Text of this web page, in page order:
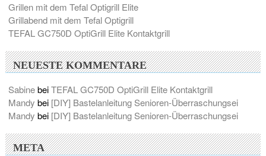
Grillen mit dem Tefal Optigrill Elite
Grillabend mit dem Tefal Optigrill
TEFAL GC750D OptiGrill Elite Kontaktgrill
NEUESTE KOMMENTARE
SabinebeiTEFAL GC750D OptiGrill Elite Kontaktgrill
Mandy bei [DIY] Bastelanleitung Senioren-Überraschungsei
Mandy bei [DIY] Bastelanleitung Senioren-Überraschungsei
META